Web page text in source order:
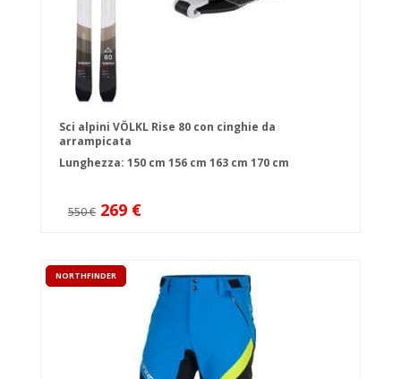
Sci alpini VÖLKL Rise 80 con cinghie da
arrampicata
Lunghezza: 150 cm 156 cm 163 cm 170 cm
550 € 269 €
NORTHFINDER